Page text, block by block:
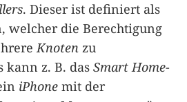
. Dieser ist definiert als
welcher die Berechtigung
Knoten zu
z. B. das Smart Home-
iPhone mit der